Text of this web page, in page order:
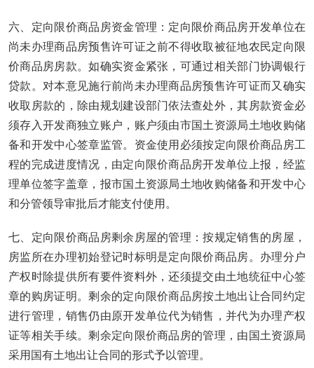
六、定向限价商品房资金管理：定向限价商品房开发单位在
尚未办理商品房预售许可证之前不得收取被征地农民定向限
价商品房房款。如确实资金紧张，可通过相关部门协调银行
贷款。对本意见施行前尚未办理商品房预售许可证而又确实
收取房款的，除由规划建设部门依法查处外，其房款资金必
须存入开发商独立账户，账户须由市国土资源局土地收购储
备和开发中心签章监管。资金使用必须按定向限价商品房工
程的完成进度情况，由定向限价商品房开发单位上报，经监
理单位签字盖章，报市国土资源局土地收购储备和开发中心
和分管领导审批后才能支付使用。
七、定向限价商品房剩余房屋的管理：按规定销售的房屋，
房监所在办理初始登记时标明是定向限价商品房。办理分户
产权时除提供所有要件资料外，还须提交由土地统征中心签
章的购房证明。剩余的定向限价商品房按土地出让合同约定
进行管理，销售仍由原开发单位代为销售，并代为办理产权
证等相关手续。剩余定向限价商品房的管理，由国土资源局
采用国有土地出让合同的形式予以管理。